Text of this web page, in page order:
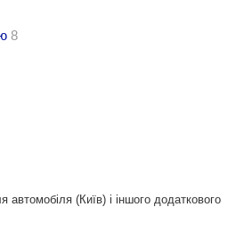
8
автомобіля (Київ) і іншого додаткового